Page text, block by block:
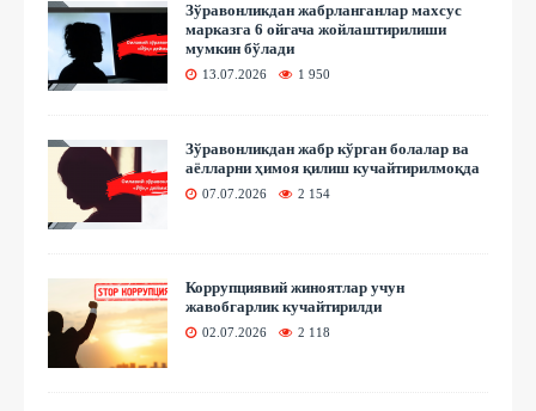
Зўравонликдан жабрланганлар махсус
марказга 6 ойгача жойлаштирилиши
мумкин бўлади
13.07.2026 1 950
Зўравонликдан жабр кўрган болалар ва
аёлларни ҳимоя қилиш кучайтирилмоқда
07.07.2026 2 154
Коррупциявий жиноятлар учун
жавобгарлик кучайтирилди
02.07.2026 2 118